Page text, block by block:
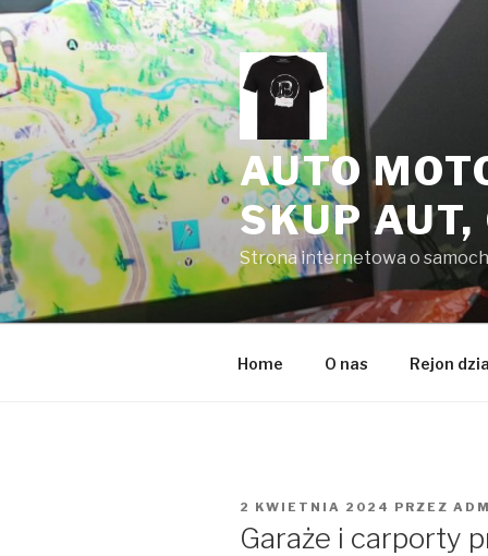
Przeskocz
do
treści
AUTO
SKUP
Strona internetowa o
Home O nas Rejon
OPUBLIKOWANE
W
2 KWIETNIA 2024 PRZEZ
Garaże i carporty